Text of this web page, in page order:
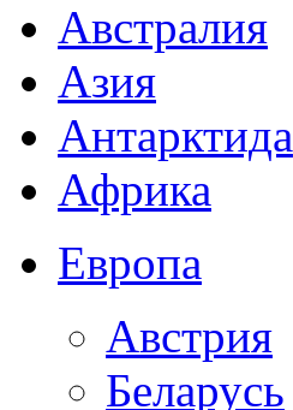
Австралия
Азия
Антарктида
Африка
Европа
Австрия
Беларусь